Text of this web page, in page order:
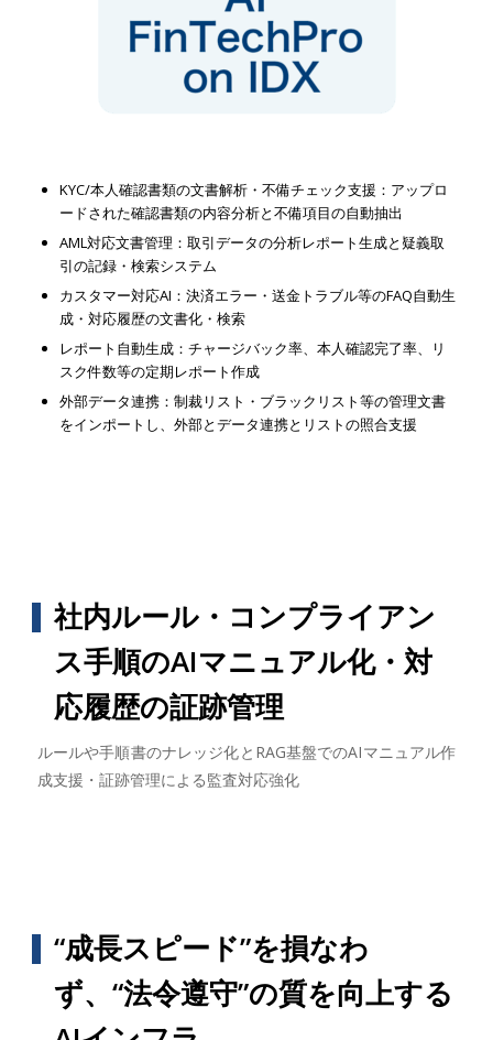
KYC/本人確認書類の文書解析・不備チェック支援：アップロ
ードされた確認書類の内容分析と不備項目の自動抽出
AML対応文書管理：取引データの分析レポート生成と疑義取
引の記録・検索システム
カスタマー対応AI：決済エラー・送金トラブル等のFAQ自動生
成・対応履歴の文書化・検索
レポート自動生成：チャージバック率、本人確認完了率、リ
スク件数等の定期レポート作成
外部データ連携：制裁リスト・ブラックリスト等の管理文書
をインポートし、外部とデータ連携とリストの照合支援
社内ルール・コンプライアン
ス手順のAIマニュアル化・対
応履歴の証跡管理
ルールや手順書のナレッジ化とRAG基盤でのAIマニュアル作
成支援・証跡管理による監査対応強化
“成長スピード”を損なわ
ず、“法令遵守”の質を向上する